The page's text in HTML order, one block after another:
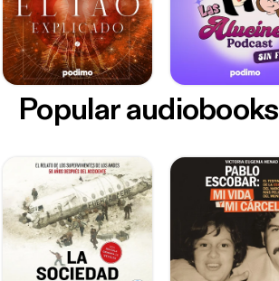
Popular audiobooks